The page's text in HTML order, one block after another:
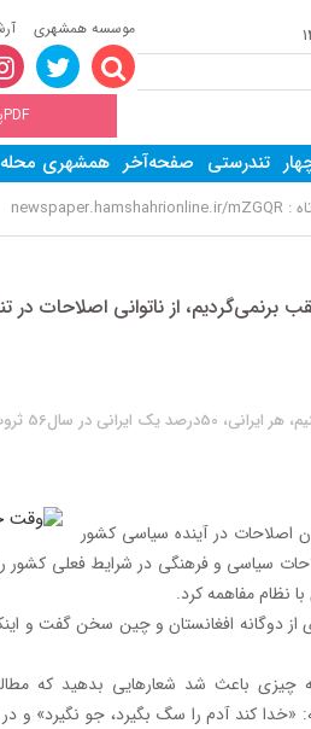
موسسه همشهری
PDFپنج‌شنبه 15 مرداد 1405
تندرستی صفحه‌آخر همشهری محله
:
newspaper.hamshahrionline.ir/mZGQR
از ناتوانی اصلاحات در
باید به
اصلاحات در آینده سیاسی کشور
سیاسی و فرهنگی در شرایط فعلی کشور
نظام مفاهمه کرد.
دوگانه افغانستان و چین سخن گفت و
چه چیزی باعث شد شعارهایی بدهید که
«خدا کند‌ آدم را سگ بگیرد، جو نگیرد»